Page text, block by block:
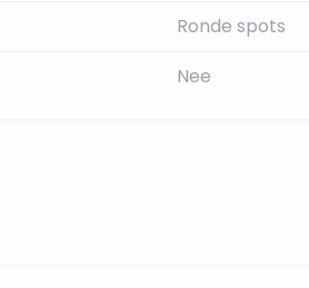
Ronde spots
Nee